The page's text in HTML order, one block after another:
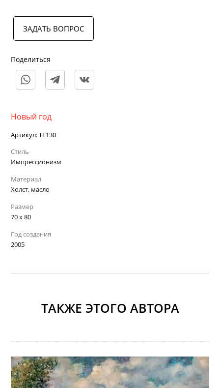
Новый год
Артикул:TE130
Стиль
Импрессионизм
Материал
Холст, масло
Размер
70 х 80
Год создания
2005
ЗАДАТЬ ВОПРОС
Поделиться
ТАКЖЕ ЭТОГО АВТОРА